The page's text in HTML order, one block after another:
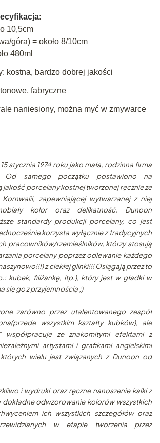
:
10,5cm
góra) = około 8/10cm
480ml
kostna, bardzo dobrej jakości
fabryczne
naniesiony, można myć w zmywarce
stycznia 1974 roku jako mała, rodzinna firma
Od samego początku postawiono na
porcelany kostnej tworzonej ręcznie ze
zapewniającej wytwarzanej z niej
kolor oraz delikatność. Dunoon
standardy produkcji porcelany, co jest
korzysta wyłącznie z tradycyjnych
pracowników/rzemieślników, którzy stosują
porcelany poprzez odlewanie każdego
z ciekłej glinki!!! Osiągają przez to
kubek, filiżankę, itp.), który jest w gładki w
się go z przyjemnością ;)
zarówno przez utalentowanego zespół
wszystkim kształty kubków), ale
współpracuje ze znakomitymi efektami z
artystami i grafikami angielskimi
wielu jest związanych z Dunoon od
i wydruki oraz ręczne nanoszenie kalki z
dokładne odwzorowanie kolorów wszystkich
ich wszystkich szczegółów oraz
w etapie tworzenia przez